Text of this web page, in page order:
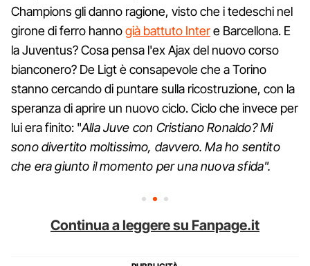
Champions gli danno ragione, visto che i tedeschi nel
girone di ferro hannogià battuto Intere Barcellona. E
la Juventus? Cosa pensa l'ex Ajax del nuovo corso
bianconero? De Ligt è consapevole che a Torino
stanno cercando di puntare sulla ricostruzione, con la
speranza di aprire un nuovo ciclo. Ciclo che invece per
lui era finito: "Alla Juve con Cristiano Ronaldo? Mi
sono divertito moltissimo, davvero. Ma ho sentito
che era giunto il momento per una nuova sfida".
Continua a leggere su Fanpage.it